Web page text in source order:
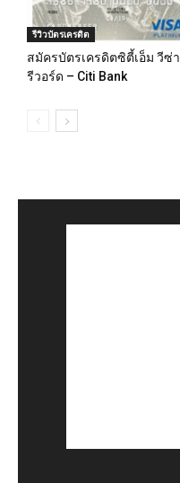
รีวิวบัตรเครดิต
สมัครบัตรเครดิตซิตี้เอ็ม วีซ่า
รีวอร์ด – Citi Bank